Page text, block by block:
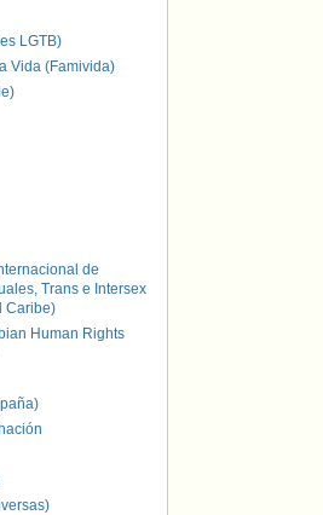
LGTB)
Vida (Famivida)
de
Trans e Intersex
Caribe)
Human Rights